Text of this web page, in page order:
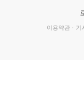
이용약관 · 기